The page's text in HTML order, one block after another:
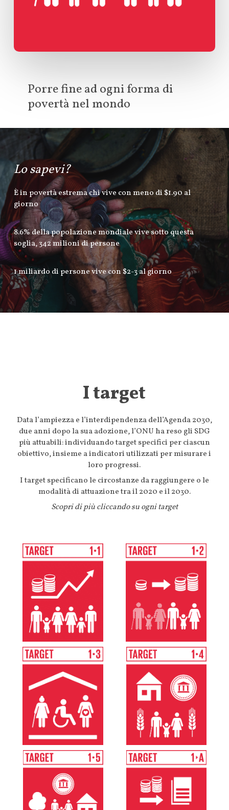
Porre fine ad ogni forma di
povertà nel mondo
Lo sapevi?
È in povertà estrema chi vive con meno di $1.90 al
giorno
8.6% della popolazione mondiale vive sotto questa
soglia, 342 milioni di persone
1 miliardo di persone vive con $2-3 al giorno
I target
Data l’ampiezza e l’interdipendenza dell’Agenda 2030,
due anni dopo la sua adozione, l’ONU ha reso gli SDG
più attuabili: individuando target specifici per ciascun
obiettivo, insieme a indicatori utilizzati per misurare i
loro progressi.
I target specificano le circostanze da raggiungere o le
modalità di attuazione tra il 2020 e il 2030.
Scopri di più cliccando su ogni target